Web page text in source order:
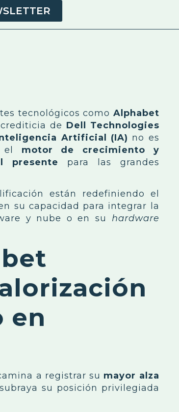
tecnológicos como Alphabet
de Dell Technologies
Artificial (IA) no es
el motor de crecimiento y
presente para las grandes
están redefiniendo el
su capacidad para integrar la
y nube o en su hardware
en
a registrar su mayor alza
su posición privilegiada